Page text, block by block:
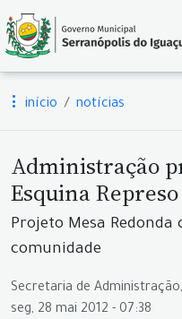
início notícias
Administração
Esquina Represo
Projeto Mesa Redonda
comunidade
Secretaria de
seg, 28 mai 2012 - 07:38